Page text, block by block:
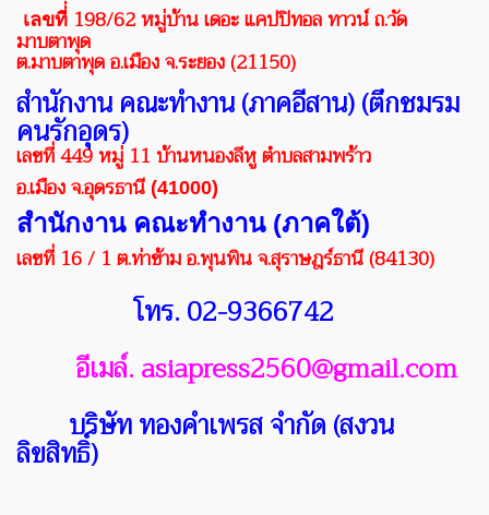
เลขที่่ 198/62หมู่บ้าน เดอะ แคปปิทอล ทาวน์ ถ.วัด
มาบตาพุด
ต.มาบตาพุดอ.เมือง จ.ระยอง (21150)
สำนักงานคณะทำงาน(ภาคอีสาน) (ตึกชมรม
คนรักอุดร)
เลขที่449หมู่11บ้านหนองลีหูตำบลสามพร้าว
อ.เมืองจ.อุดรธานี (41000)
สำนักงาน คณะทำงาน (ภาคใต้)
เลขที่ 16 / 1 ต.ท่าข้าม อ.พุนพิน จ.สุราษฎร์ธานี (84130)
โทร. 02-9366742
อีเมล์. asiapress2560@gmail.com
บริษัท ทองคำเพรส จำกัด (สงวน
ลิขสิทธิ์)